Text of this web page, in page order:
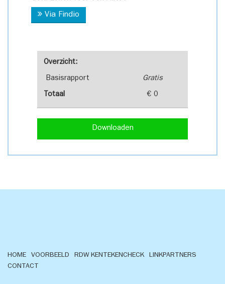
Overzicht:
Basisrapport Gratis
Totaal € 0
Downloaden
Via Findio
HOME VOORBEELD RDW KENTEKENCHECK
LINKPARTNERS
CONTACT